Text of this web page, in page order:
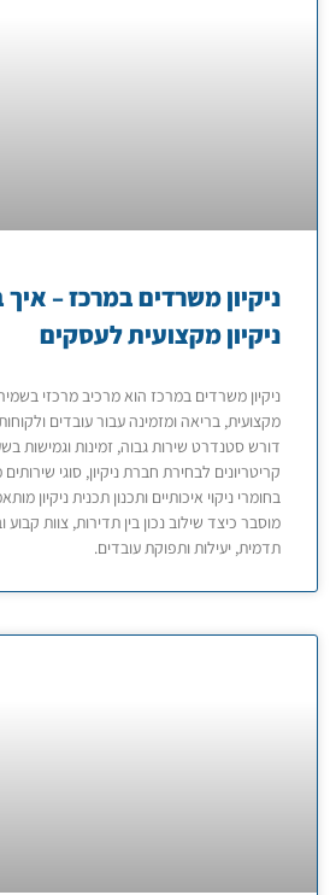
ניקיון משרדים במרכז –
ניקיון מקצועית לעסקים
ניקיון משרדים במרכז הוא מרכיב מרכזי
מקצועית, בריאה ומזמינה עבור עובדים
דורש סטנדרט שירות גבוה, זמינות וגמישות
קריטריונים לבחירת חברת ניקיון, סוגי
בחומרי ניקוי איכותיים ותכנון תכנית ניקיון
מוסבר כיצד שילוב נכון בין תדירות, צוות
תדמית, יעילות ותפוקת עובדים.